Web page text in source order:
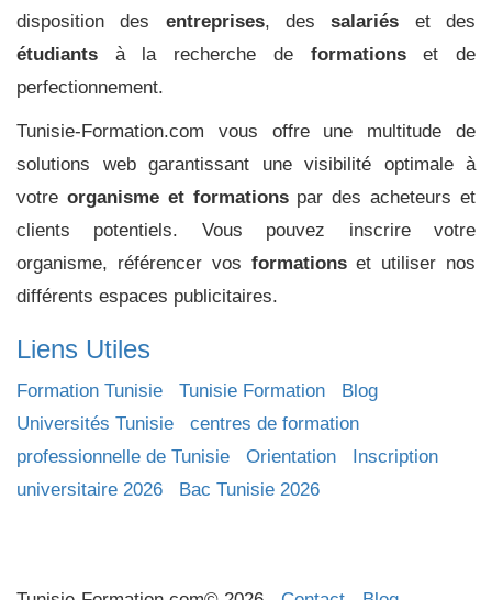
disposition des entreprises, dessalariés et des
étudiants à la recherche de formationset de
perfectionnement.
Tunisie-Formation.com vous offre une multitude de
solutions web garantissant une visibilité optimale à
votre organisme et formationspar des acheteurs et
clients potentiels. Vous pouvez inscrire votre
organisme, référencer vos formationset utiliser nos
différents espaces publicitaires.
Liens Utiles
Formation Tunisie Tunisie Formation
Blog
Universités Tunisie
centres de formation
professionnelle de Tunisie
Orientation
Inscription
universitaire 2026
Bac Tunisie 2026